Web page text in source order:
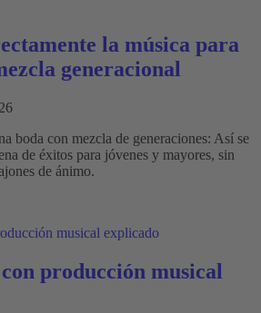
la música para
generacional
boda con mezcla de generaciones: Así se
de éxitos para jóvenes y mayores, sin
de ánimo.
producción musical